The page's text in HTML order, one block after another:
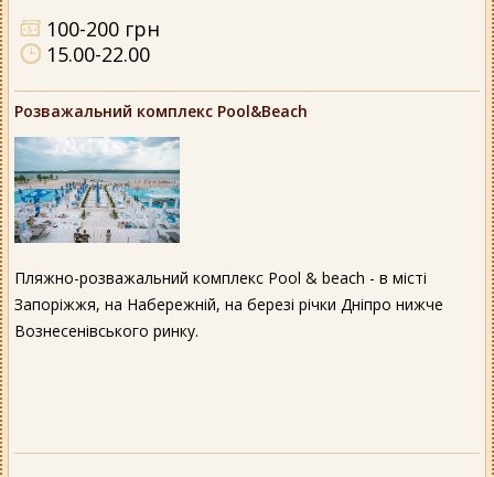
100-200 грн
15.00-22.00
Розважальний комплекс Pool&Beach
Пляжно-розважальний комплекс Pool & beach - в місті
Запоріжжя, на Набережній, на березі річки Дніпро нижче
Вознесенівського ринку.